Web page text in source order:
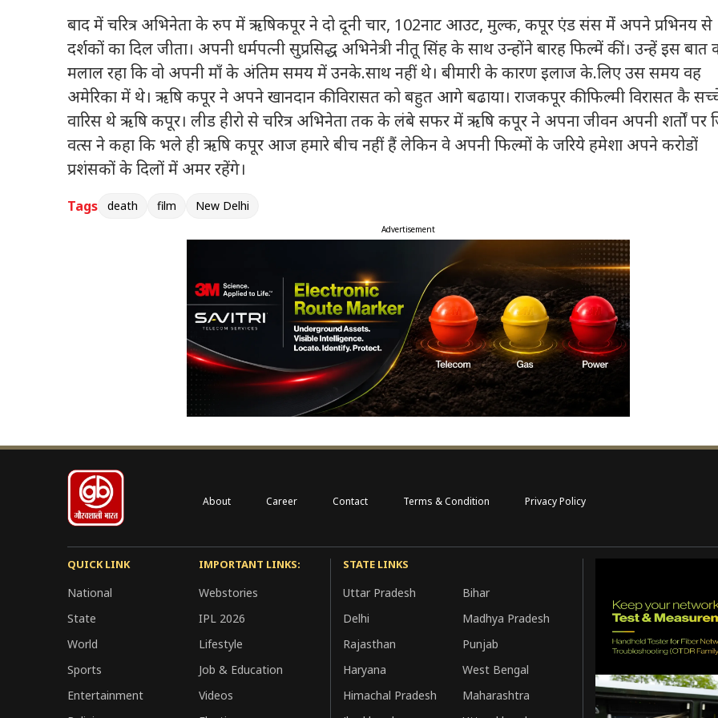
बाद में चरित्र अभिनेता के रुप में ऋषिकपूर ने दो दूनी चार, 102नाट आउट, मुल्क, कपूर एंड संस मेंं अपने प्रभिनय से
दर्शकों का दिल जीता। अपनी धर्मपत्नी सुप्रसिद्ध अभिनेत्री नीतू सिंह के साथ उन्होंने बारह फिल्में कीं। उन्हें इस बात
मलाल रहा कि वो अपनी माँ के अंतिम समय में उनके.साथ नहीं थे। बीमारी के कारण इलाज के.लिए उस समय वह
अमेरिका में थे। ऋषि कपूर ने अपने खानदान की विरासत को बहुत आगे बढाया। राजकपूर की फिल्मी विरासत कै
वारिस थे ऋषि कपूर। लीड हीरो से चरित्र अभिनेता तक के लंबे सफर में ऋषि कपूर ने अपना जीवन अपनी शर्तों पर
वत्स ने कहा कि भले ही ऋषि कपूर आज हमारे बीच नहीं हैं लेकिन वे अपनी फिल्मों के जरिये हमेशा अपने करोडों
प्रशंसकों के दिलों में अमर रहेंगे।
Tags death film New Delhi
Advertisement
About Career Contact Terms & Condition Privacy Policy
QUICK LINK
National
State
World
Sports
Entertainment
IMPORTANT LINKS:
Webstories
IPL 2026
Lifestyle
Job & Education
Videos
STATE LINKS
Uttar Pradesh
Bihar
Delhi
Madhya Pradesh
Rajasthan
Punjab
Haryana
West Bengal
Himachal Pradesh
Maharashtra